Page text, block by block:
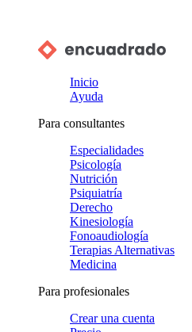
Inicio
Ayuda
Para consultantes
Especialidades
Psicología
Nutrición
Psiquiatría
Derecho
Kinesiología
Fonoaudiología
Terapias Alternativas
Medicina
Para profesionales
Crear una cuenta